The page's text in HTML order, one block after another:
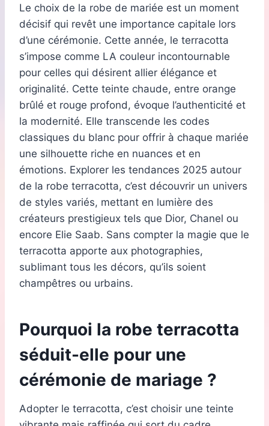
Le choix de la robe de mariée est un moment
décisif qui revêt une importance capitale lors
d’une cérémonie. Cette année, le terracotta
s’impose comme LA couleur incontournable
pour celles qui désirent allier élégance et
originalité. Cette teinte chaude, entre orange
brûlé et rouge profond, évoque l’authenticité et
la modernité. Elle transcende les codes
classiques du blanc pour offrir à chaque mariée
une silhouette riche en nuances et en
émotions. Explorer les tendances 2025 autour
de la robe terracotta, c’est découvrir un univers
de styles variés, mettant en lumière des
créateurs prestigieux tels que Dior, Chanel ou
encore Elie Saab. Sans compter la magie que le
terracotta apporte aux photographies,
sublimant tous les décors, qu’ils soient
champêtres ou urbains.
Pourquoi la robe terracotta
séduit-elle pour une
cérémonie de mariage ?
Adopter le terracotta, c’est choisir une teinte